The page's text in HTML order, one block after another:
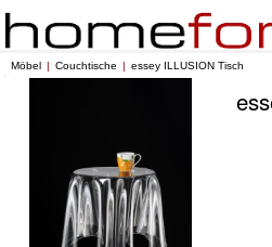
Möbel Couchtische essey ILLUSION Tisch